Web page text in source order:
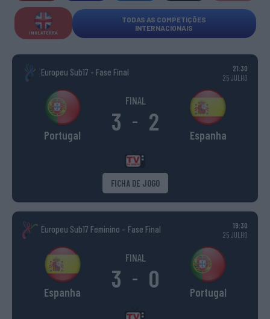
INGLATERRA
TODAS AS COMPETIÇÕES
INTERNACIONAIS
Europeu Sub17 - Fase Final
21:30
25 JULHO
Portugal
FINAL
3 - 2 Espanha
FICHA DE JOGO
Europeu Sub17 Feminino – Fase Final
19:30
25 JULHO
Espanha
FINAL
3 - 0 Portugal